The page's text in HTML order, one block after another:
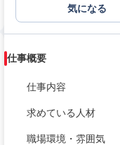
気になる
仕事概要
仕事内容
求めている人材
職場環境・雰囲気